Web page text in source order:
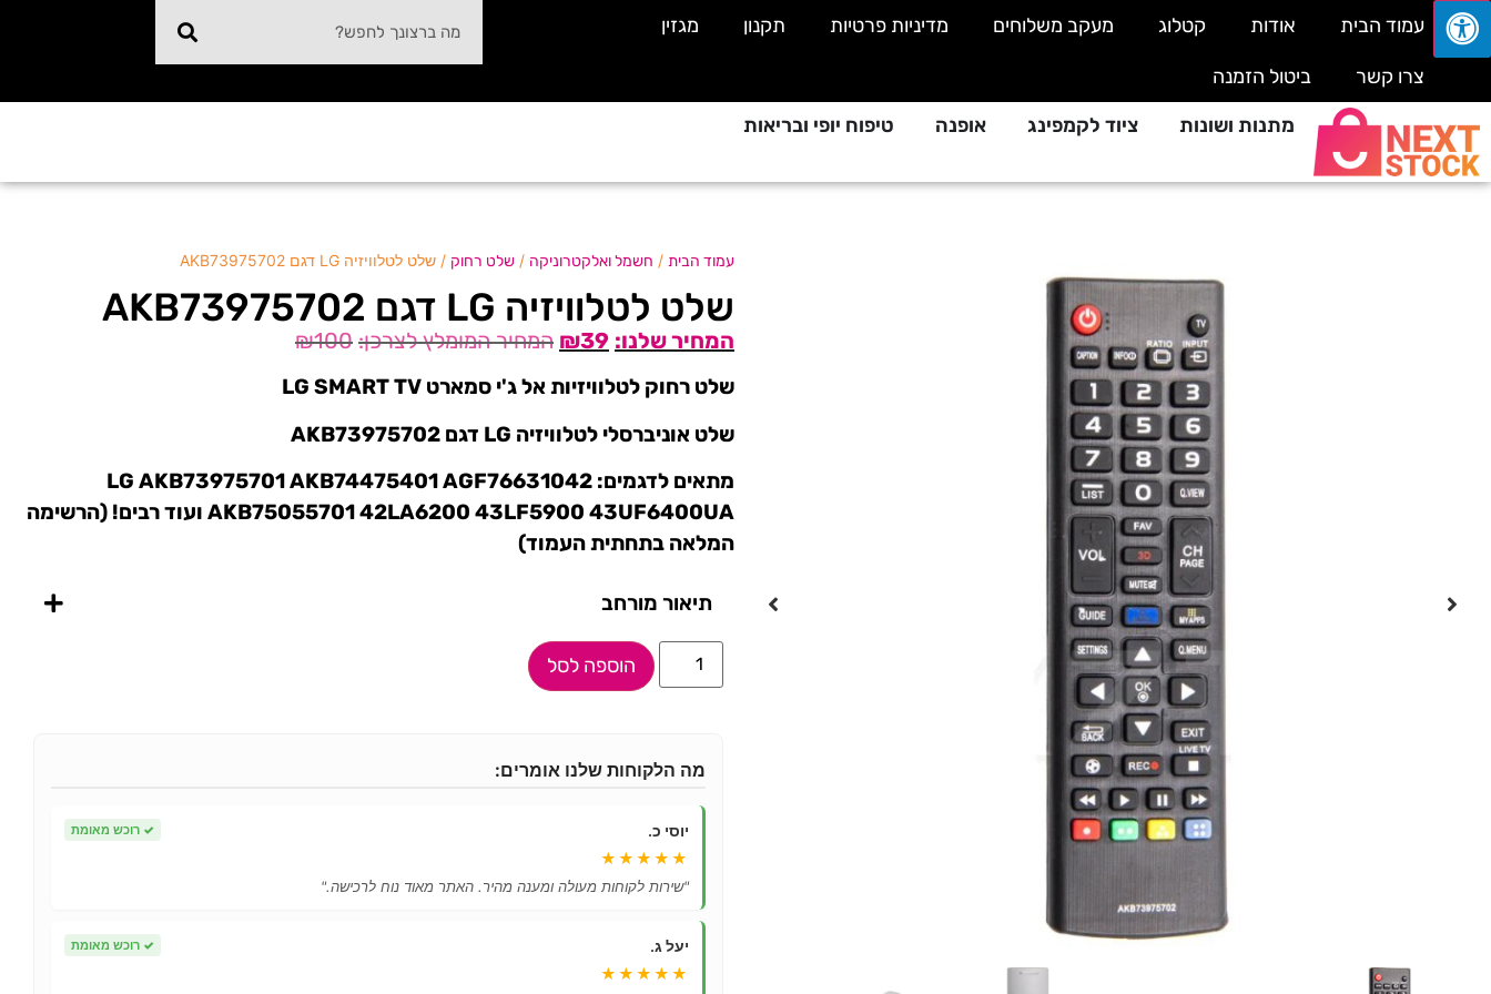
עמוד הבית אודות קטלוג מעקב משלוחים מדיניות פרטיות תקנון מגזין
צרו קשר
ביטול הזמנה
מתנות ושונות
ציוד לקמפינג אופנה טיפוח יופי ובריאות
עמוד הבית / חשמל ואלקטרוניקה / שלט רחוק / שלט לטלוויזיה LG דגם AKB73975702
שלט לטלוויזיה LG דגם AKB73975702
₪100 ₪39
שלט רחוק לטלוויזיות אל ג'י סמארט LG SMART TV
שלט אוניברסלי לטלוויזיה LG דגם AKB73975702
מתאים לדגמים: LG AKB73975701 AKB74475401 AGF76631042
AKB75055701 42LA6200 43LF5900 43UF6400UA ועוד רבים! (הרשימה
המלאה בתחתית העמוד)
תיאור מורחב
הוספה לסל
מה הלקוחות שלנו אומרים:
יוסי כ. ✓ רוכש מאומת
★★★★★
"שירות לקוחות מעולה ומענה מהיר. האתר מאוד נוח לרכישה."
יעל ג. ✓ רוכש מאומת
★★★★★